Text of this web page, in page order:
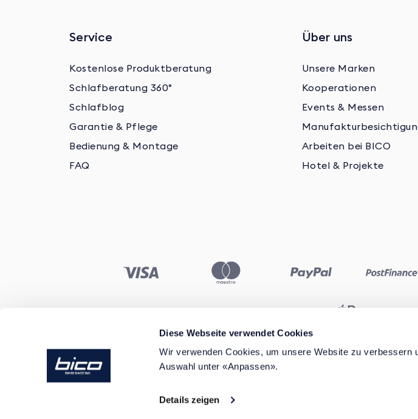
Diese Webseite verwendet Cookies
Wir verwenden Cookies, um unsere Website zu verbessern
Auswahl unter «Anpassen».
Details zeigen
Service
Kostenlose Produktberatung
Schlafberatung 360°
Schlafblog
Garantie & Pflege
Bedienung & Montage
FAQ
Über uns
Unsere Marken
Kooperationen
Events & Messen
Arbeiten bei BICO
Hotel & Projekte
© BICO Switzerland. All rights reserved.
Darf ich Sie bei der Produktauswahl